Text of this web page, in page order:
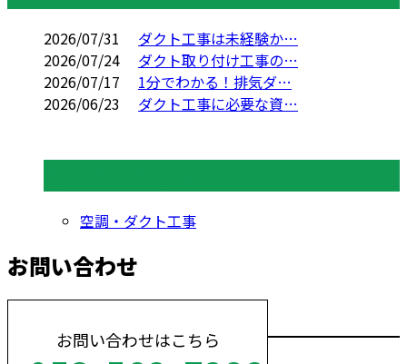
2026/07/31
ダクト工事は未経験か…
2026/07/24
ダクト取り付け工事の…
2026/07/17
1分でわかる！排気ダ…
2026/06/23
ダクト工事に必要な資…
空調・ダクト工事
お問い合わせ
お問い合わせはこちら